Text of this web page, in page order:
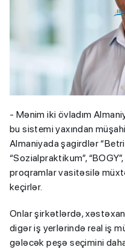
- Mənim iki övladım
bu sistemi yaxından
Almaniyada şagirdlər
“Sozialpraktikum”,
proqramlar vasitəsilə
keçirlər.
Onlar şirkətlərdə,
digər iş yerlərində real iş
gələcək peşə seçimini